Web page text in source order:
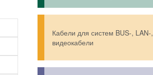
Кабели для систем BUS-, LAN-,
видеокабели